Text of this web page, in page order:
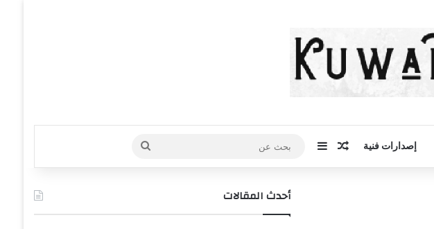
إصدارات فنية مقال عشوائي
إضافة عمود جانبي
بحث
عن
أحدث المقالات